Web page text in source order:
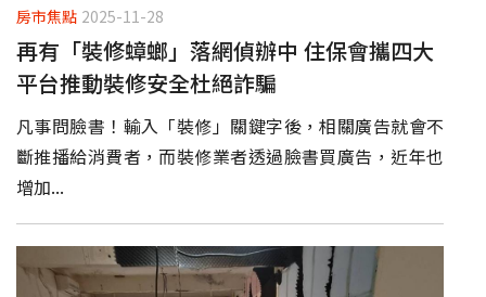
房市焦點 2025-11-28
再有「裝修蟑螂」落網偵辦中 住保會攜四大
平台推動裝修安全杜絕詐騙
凡事問臉書！輸入「裝修」關鍵字後，相關廣告就會不
斷推播給消費者，而裝修業者透過臉書買廣告，近年也
增加...